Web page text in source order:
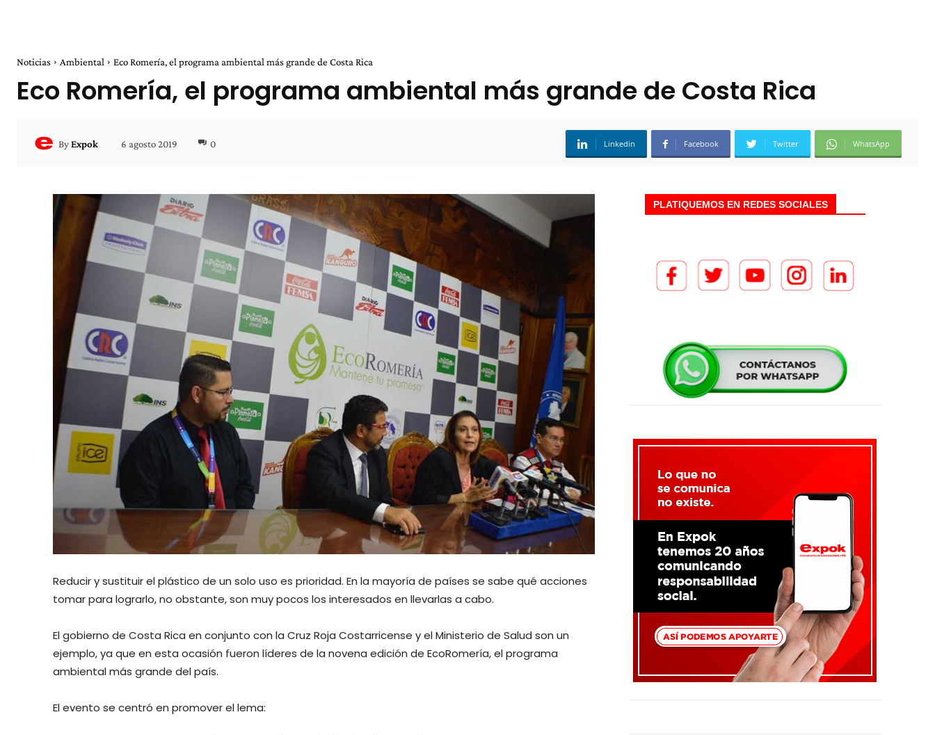
Noticias Ambiental Eco Romería, el programa ambiental más grande de Costa Rica
Eco Romería, el programa ambiental más grande de Costa Rica
ByExpok 6 agosto 2019 0 Linkedin Facebook Twitter WhatsApp
Reducir y sustituir el plástico de un solo uso es prioridad. En la mayoría de países se sabe qué acciones
tomar para lograrlo, no obstante, son muy pocos los interesados en llevarlas a cabo.
El gobierno de Costa Rica en conjunto con la Cruz Roja Costarricense y el Ministerio de Salud son un
ejemplo, ya que en esta ocasión fueron líderes de la novena edición de EcoRomería, el programa
ambiental más grande del país.
El evento se centró en promover el lema:
PLATIQUEMOS EN REDES SOCIALES